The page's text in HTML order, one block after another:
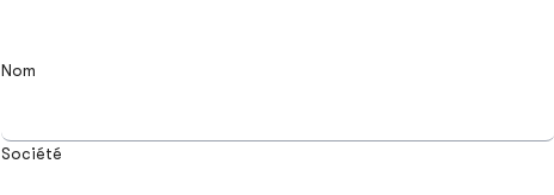
Nom
Société